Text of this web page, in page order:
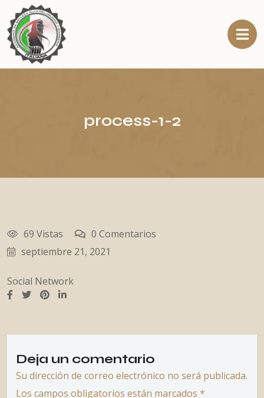
process-1-2
69 Vistas
0 Comentarios
septiembre 21, 2021
Social Network
Deja un comentario
Su dirección de correo electrónico no será publicada.
Los campos obligatorios están marcados *